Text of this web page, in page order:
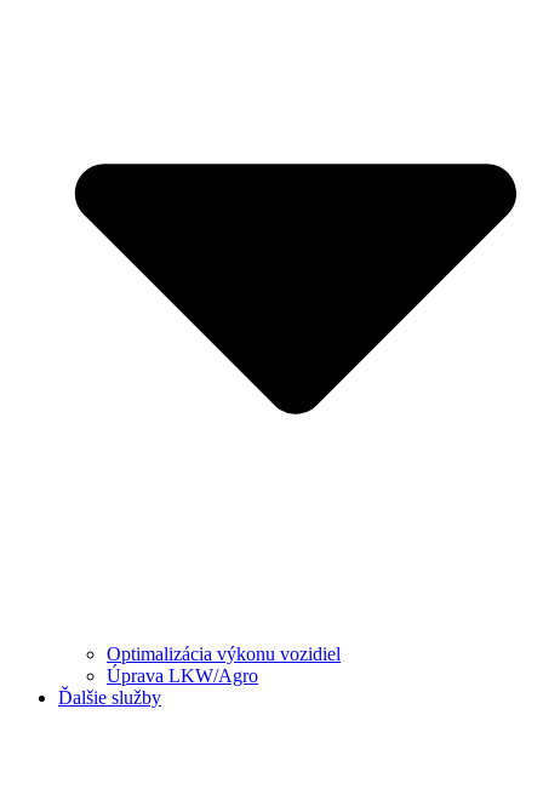
Optimalizácia výkonu vozidiel
Úprava LKW/Agro
Ďalšie služby